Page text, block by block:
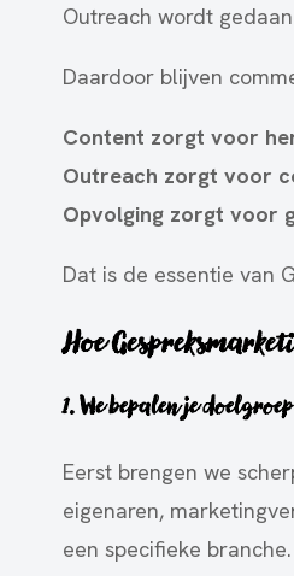
Outreach wordt
Daardoor blijven
Content zorgt voor
Outreach zorgt voor
Opvolging zorgt voor
Dat is de essentie van
Hoe
1. We bepalen je doelgroep
Eerst brengen we
eigenaren,
een specifieke branche.